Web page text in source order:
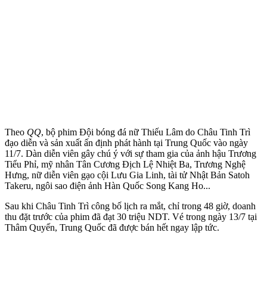
Theo QQ, bộ phim Đội bóng đá nữ Thiếu Lâm do Châu Tinh Trì
đạo diễn và sản xuất ấn định phát hành tại Trung Quốc vào ngày
11/7. Dàn diễn viên gây chú ý với sự tham gia của ảnh hậu Trương
Tiểu Phỉ, mỹ nhân Tân Cương Địch Lệ Nhiệt Ba, Trương Nghệ
Hưng, nữ diễn viên gạo cội Lưu Gia Linh, tài tử Nhật Bản Satoh
Takeru, ngôi sao điện ảnh Hàn Quốc Song Kang Ho...
Sau khi Châu Tinh Trì công bố lịch ra mắt, chỉ trong 48 giờ, doanh
thu đặt trước của phim đã đạt 30 triệu NDT. Vé trong ngày 13/7 tại
Thâm Quyến, Trung Quốc đã được bán hết ngay lập tức.